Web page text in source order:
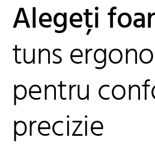
Alegeți
tuns
pentru
precizie